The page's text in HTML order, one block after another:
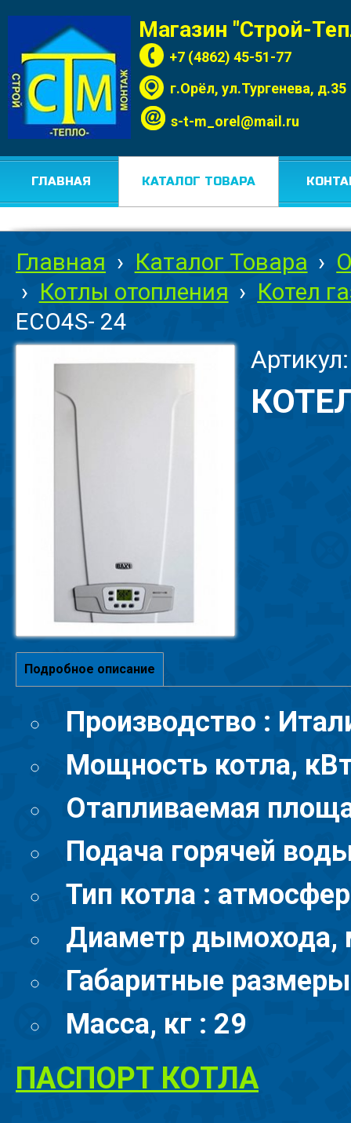
Магазин "Строй-
+7 (4862) 45-51-77
г.Орёл, ул.Тургенева, д.35
s-t-m_orel@mail.ru
ГЛАВНАЯ КАТАЛОГ ТОВАРА
Главная › Каталог Товара ›
› Котлы отопления › Котел
ECO4S- 24
Подробное описание
Производство :
Мощность котла,
Отапливаемая
Подача горячей
Тип котла :
Диаметр дымохода,
Габаритные
Масса, кг : 29
ПАСПОРТ КОТЛА